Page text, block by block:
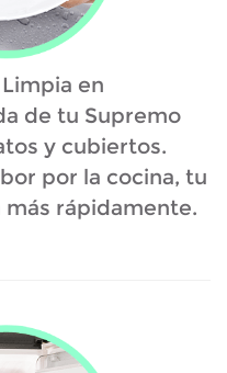
en
de tu Supremo
y cubiertos.
por la cocina, tu
más rápidamente.